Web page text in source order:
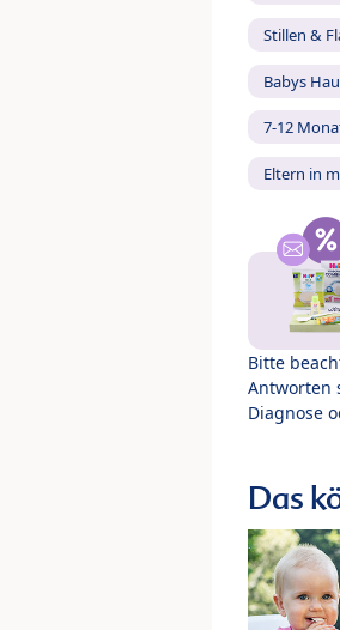
Stillen &
Babys
7-12
Eltern in
Bitte
Antworten
Diagnose
Das